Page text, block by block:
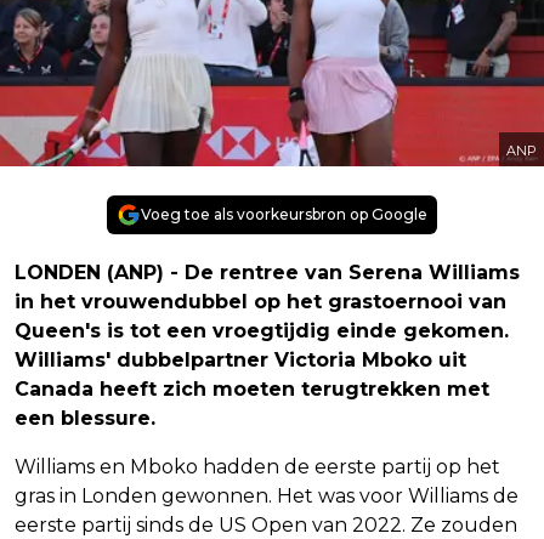
ANP
Voeg toe als voorkeursbron op Google
LONDEN (ANP) - De rentree van Serena Williams
in het vrouwendubbel op het grastoernooi van
Queen's is tot een vroegtijdig einde gekomen.
Williams' dubbelpartner Victoria Mboko uit
Canada heeft zich moeten terugtrekken met
een blessure.
Williams en Mboko hadden de eerste partij op het
gras in Londen gewonnen. Het was voor Williams de
eerste partij sinds de US Open van 2022. Ze zouden